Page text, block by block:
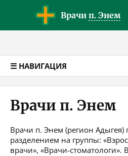
Врачи п. Энем
☰ НАВИГАЦИЯ
Врачи п. Энем
Врачи п. Энем (регион Адыгея)
разделением на группы:
врачи», «Врачи-стоматологи».